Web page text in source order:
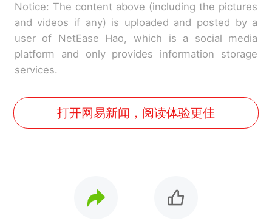
Notice: The content above (including the pictures
and videos if any) is uploaded and posted by a
user of NetEase Hao, which is a social media
platform and only provides information storage
services.
打开网易新闻，阅读体验更佳